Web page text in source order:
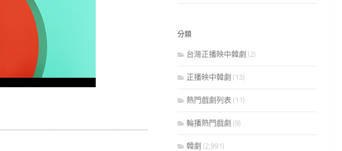
分類
台灣正播映中韓劇 (2)
正播映中韓劇 (13)
熱門戲劇列表 (11)
輪播熱門戲劇 (9)
韓劇 (2,991)